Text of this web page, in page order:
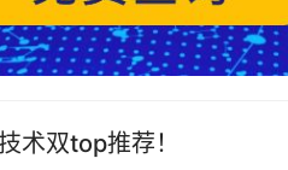
术双top推荐！